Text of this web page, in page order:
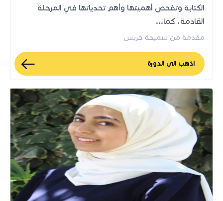
الكتابة وتفحص أهميتها وأهم تحدياتها في المرحلة
القادمة، كما...
مقدمة من سميحة خريس
اذهب الى الدورة